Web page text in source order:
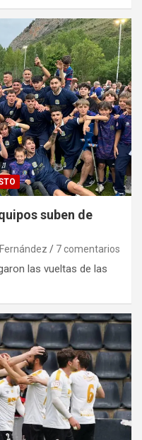
suben de
7 comentarios
las vueltas de las